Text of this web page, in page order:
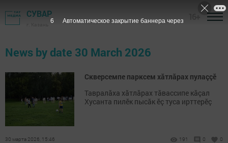
СУВАР
News by date 30 March 2026
Скверсемпе парксем хăтлăрах пулаççӗ
Тавралăха хăтлăрах тăвассипе кăçал
Хусанта пилӗк пысăк ӗç туса ирттерӗç
30 марта 2026, 15:46 191 0 0
6 Автоматическое закрытие баннера через